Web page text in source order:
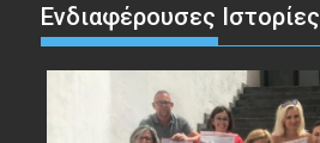
Ενδιαφέρουσες Ιστορίες